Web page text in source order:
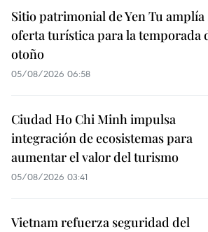
Sitio patrimonial de Yen Tu amplía
oferta turística para la temporada
otoño
05/08/2026 06:58
Ciudad Ho Chi Minh impulsa
integración de ecosistemas para
aumentar el valor del turismo
05/08/2026 03:41
Vietnam refuerza seguridad del